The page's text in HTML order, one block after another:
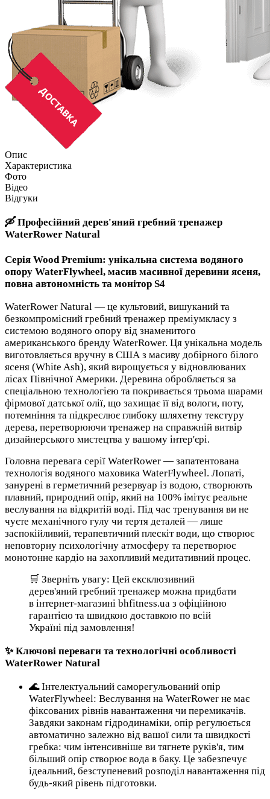
Опис
Характеристика
Фото
Відео
Відгуки
🛶 Професійний дерев'яний гребний тренажер
WaterRower Natural
Серія Wood Premium: унікальна система водяного
опору WaterFlywheel, масив масивної деревини ясеня,
повна автономність та монітор S4
WaterRower Natural — це культовий, вишуканий та
безкомпромісний гребний тренажер преміумкласу з
системою водяного опору від знаменитого
американського бренду WaterRower. Ця унікальна модель
виготовляється вручну в США з масиву добірного білого
ясеня (White Ash), який вирощується у відновлюваних
лісах Північної Америки. Деревина обробляється за
спеціальною технологією та покривається трьома шарами
фірмової датської олії, що захищає її від вологи, поту,
потемніння та підкреслює глибоку шляхетну текстуру
дерева, перетворюючи тренажер на справжній витвір
дизайнерського мистецтва у вашому інтер'єрі.
Головна перевага серії WaterRower — запатентована
технологія водяного маховика WaterFlywheel. Лопаті,
занурені в герметичний резервуар із водою, створюють
плавний, природний опір, який на 100% імітує реальне
веслування на відкритій воді. Під час тренування ви не
чуєте механічного гулу чи тертя деталей — лише
заспокійливий, терапевтичний плескіт води, що створює
неповторну психологічну атмосферу та перетворює
монотонне кардіо на захопливий медитативний процес.
🛒 Зверніть увагу: Цей ексклюзивний
дерев'яний гребний тренажер можна придбати
в інтернет-магазині bhfitness.ua з офіційною
гарантією та швидкою доставкою по всій
Україні під замовлення!
✨ Ключові переваги та технологічні особливості
WaterRower Natural
🌊 Інтелектуальний саморегульований опір
WaterFlywheel: Веслування на WaterRower не має
фіксованих рівнів навантаження чи перемикачів.
Завдяки законам гідродинаміки, опір регулюється
автоматично залежно від вашої сили та швидкості
гребка: чим інтенсивніше ви тягнете руків'я, тим
більший опір створює вода в баку. Це забезпечує
ідеальний, безступеневий розподіл навантаження під
будь-який рівень підготовки.